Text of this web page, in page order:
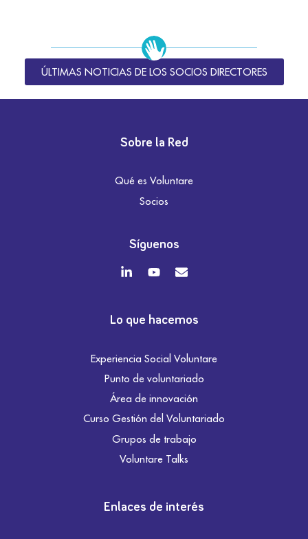
ÚLTIMAS NOTICIAS DE LOS SOCIOS DIRECTORES
Sobre la Red
Qué es Voluntare
Socios
Síguenos
Lo que hacemos
Experiencia Social Voluntare
Punto de voluntariado
Área de innovación
Curso Gestión del Voluntariado
Grupos de trabajo
Voluntare Talks
Enlaces de interés